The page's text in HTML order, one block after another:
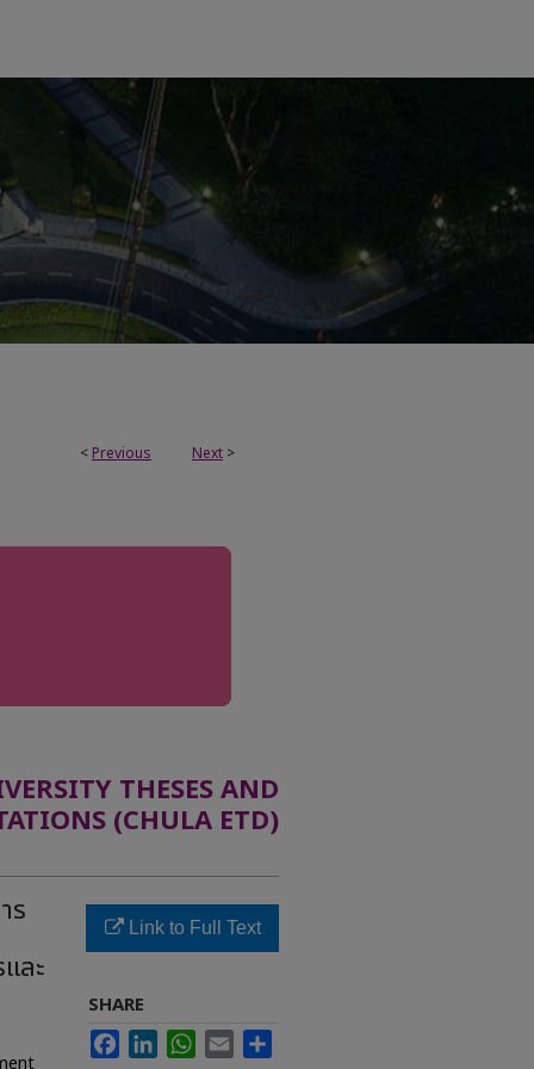
< Previous Next >
THESES AND
(CHULA ETD)
ร
ละ
Link to Full Text
SHARE
FacebookLinkedInWhatsApp
Email